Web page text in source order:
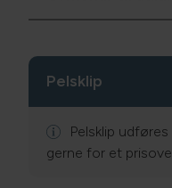
Pelsklip
Pelsklip
gerne for et